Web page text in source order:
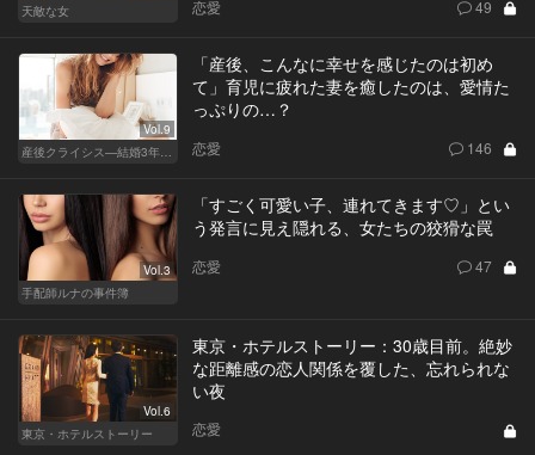
天敵な女
恋愛 49
Vol.9
産後クライシス—結婚3年目の波乱—
「産後、こんなに幸せを感じたのは初め
て」育児に疲れた妻を癒したのは、愛情た
っぷりの…？
恋愛 146
Vol.3
手配師ルナの事件簿
「すごく可愛い子、連れてきます♡」とい
う発言に見え隠れる、女たちの狡猾な罠
恋愛 47
Vol.6
東京・ホテルストーリー
東京・ホテルストーリー：30歳目前。絶妙
な距離感の恋人関係を覆した、忘れられな
い夜
恋愛